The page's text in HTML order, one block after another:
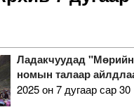
Ладакчуудад
номын талаар
2025 он 7 дугаар сар 30